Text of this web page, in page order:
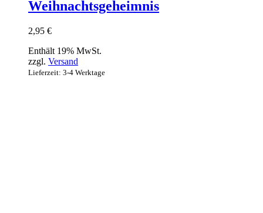
Weihnachtsgeheimnis
2,95 €
Enthält 19% MwSt.
zzgl. Versand
Lieferzeit: 3-4 Werktage